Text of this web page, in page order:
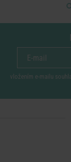
vložením e-mailu